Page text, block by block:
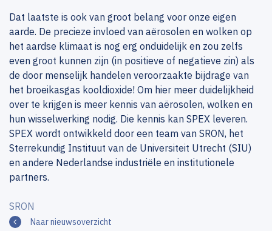
Dat laatste is ook van groot belang voor onze eigen
aarde. De precieze invloed van aërosolen en wolken op
het aardse klimaat is nog erg onduidelijk en zou zelfs
even groot kunnen zijn (in positieve of negatieve zin) als
de door menselijk handelen veroorzaakte bijdrage van
het broeikasgas kooldioxide! Om hier meer duidelijkheid
over te krijgen is meer kennis van aërosolen, wolken en
hun wisselwerking nodig. Die kennis kan SPEX leveren.
SPEX wordt ontwikkeld door een team van SRON, het
Sterrekundig Instituut van de Universiteit Utrecht (SIU)
en andere Nederlandse industriële en institutionele
partners.
SRON
Naar nieuwsoverzicht